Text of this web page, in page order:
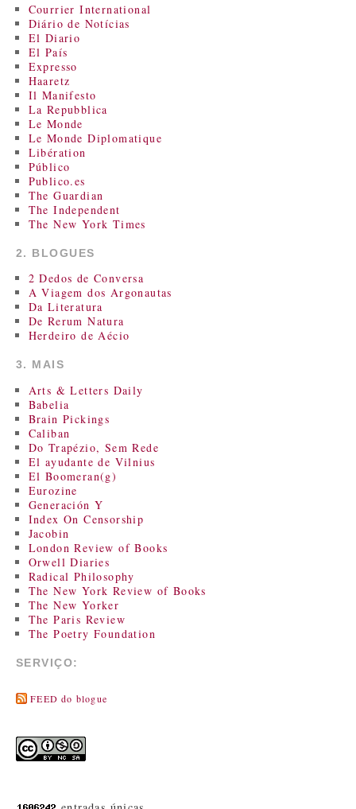
Courrier International
Diário de Notícias
El Diario
El País
Expresso
Haaretz
Il Manifesto
La Repubblica
Le Monde
Le Monde Diplomatique
Libération
Público
Publico.es
The Guardian
The Independent
The New York Times
2. BLOGUES
2 Dedos de Conversa
A Viagem dos Argonautas
Da Literatura
De Rerum Natura
Herdeiro de Aécio
3. MAIS
Arts & Letters Daily
Babelia
Brain Pickings
Caliban
Do Trapézio, Sem Rede
El ayudante de Vilnius
El Boomeran(g)
Eurozine
Generación Y
Index On Censorship
Jacobin
London Review of Books
Orwell Diaries
Radical Philosophy
The New York Review of Books
The New Yorker
The Paris Review
The Poetry Foundation
SERVIÇO:
FEED do blogue